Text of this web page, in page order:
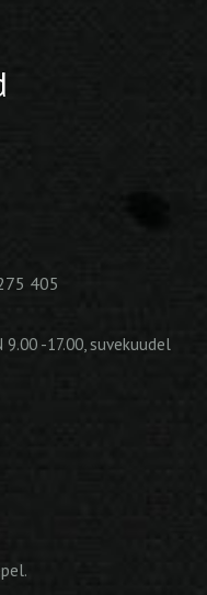
405
-17.00, suvekuudel